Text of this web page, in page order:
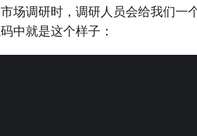
场调研时，调研人员会给我们一
中就是这个样子：